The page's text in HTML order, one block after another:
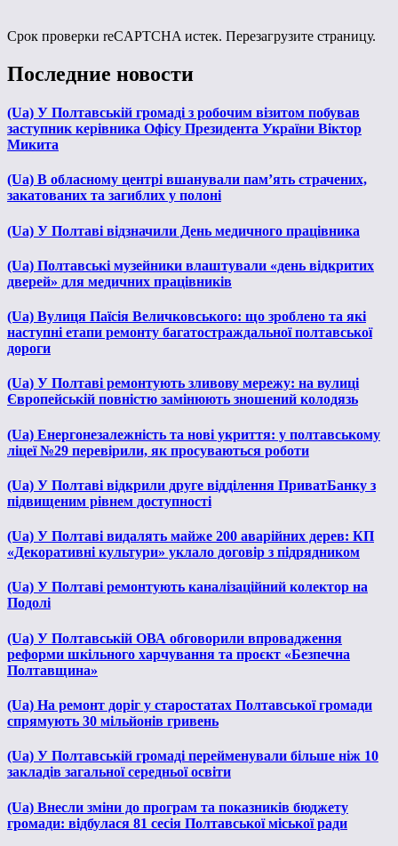
Срок проверки reCAPTCHA истек. Перезагрузите страницу.
Последние новости
(Ua) У Полтавській громаді з робочим візитом побував
заступник керівника Офісу Президента України Віктор
Микита
(Ua) В обласному центрі вшанували пам’ять страчених,
закатованих та загиблих у полоні
(Ua) У Полтаві відзначили День медичного працівника
(Ua) Полтавські музейники влаштували «день відкритих
дверей» для медичних працівників
(Ua) Вулиця Паїсія Величковського: що зроблено та які
наступні етапи ремонту багатостраждальної полтавської
дороги
(Ua) У Полтаві ремонтують зливову мережу: на вулиці
Європейській повністю замінюють зношений колодязь
(Ua) Енергонезалежність та нові укриття: у полтавському
ліцеї №29 перевірили, як просуваються роботи
(Ua) У Полтаві відкрили друге відділення ПриватБанку з
підвищеним рівнем доступності
(Ua) У Полтаві видалять майже 200 аварійних дерев: КП
«Декоративні культури» уклало договір з підрядником
(Ua) У Полтаві ремонтують каналізаційний колектор на
Подолі
(Ua) У Полтавській ОВА обговорили впровадження
реформи шкільного харчування та проєкт «Безпечна
Полтавщина»
(Ua) На ремонт доріг у старостатах Полтавської громади
спрямують 30 мільйонів гривень
(Ua) У Полтавській громаді перейменували більше ніж 10
закладів загальної середньої освіти
(Ua) Внесли зміни до програм та показників бюджету
громади: відбулася 81 сесія Полтавської міської ради